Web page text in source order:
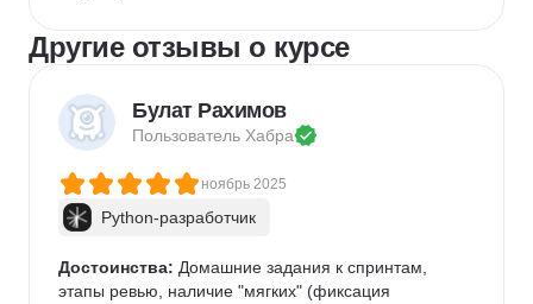
Другие отзывы о курсе
Булат Рахимов
Пользователь Хабра
ноябрь 2025
Python-разработчик
Достоинства: Домашние задания к спринтам,
этапы ревью, наличие "мягких" (фиксация